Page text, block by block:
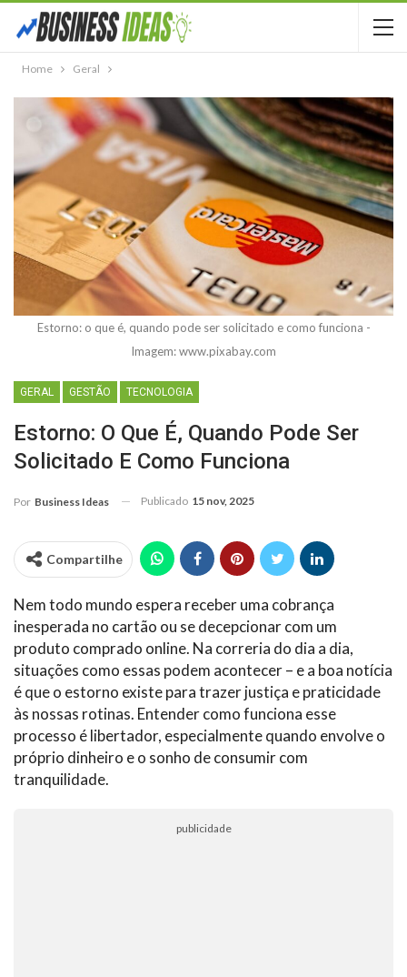
Home Geral
Estorno: o que é, quando pode ser solicitado e como funciona -
Imagem: www.pixabay.com
GERAL GESTÃO TECNOLOGIA
Estorno: O Que É, Quando Pode Ser
Solicitado E Como Funciona
Por Business Ideas Publicado 15 nov, 2025
Compartilhe
Nem todo mundo espera receber uma cobrança
inesperada no cartão ou se decepcionar com um
produto comprado online. Na correria do dia a dia,
situações como essas podem acontecer – e a boa notícia
é que o estorno existe para trazer justiça e praticidade
às nossas rotinas. Entender como funciona esse
processo é libertador, especialmente quando envolve o
próprio dinheiro e o sonho de consumir com
tranquilidade.
publicidade